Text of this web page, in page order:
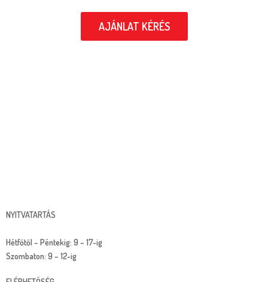
AJÁNLAT KÉRÉS
NYITVATARTÁS
Hétfőtől – Péntekig: 9 – 17-ig
Szombaton: 9 – 12-ig